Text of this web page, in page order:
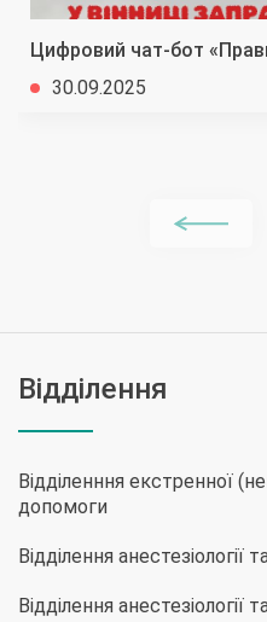
Цифровий чат-бот
30.09.2025
Відділення
Відділенння екстренної
допомоги
Відділення анестезіології
Відділення анестезіології